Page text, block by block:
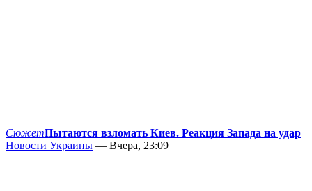
СюжетПытаются взломать Киев. Реакция Запада на удар
Новости Украины — Вчера, 23:09